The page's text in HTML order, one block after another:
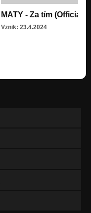
MATY - Za tím (Official
Vznik: 23.4.2024